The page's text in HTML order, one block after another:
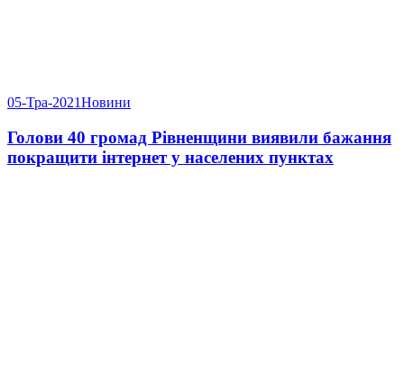
05-Тра-2021Новини
Голови 40 громад Рівненщини виявили бажання
покращити інтернет у населених пунктах